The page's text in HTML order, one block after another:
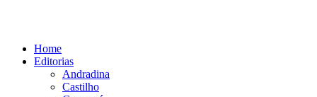
conteúdoHome
Editorias
Andradina
Castilho